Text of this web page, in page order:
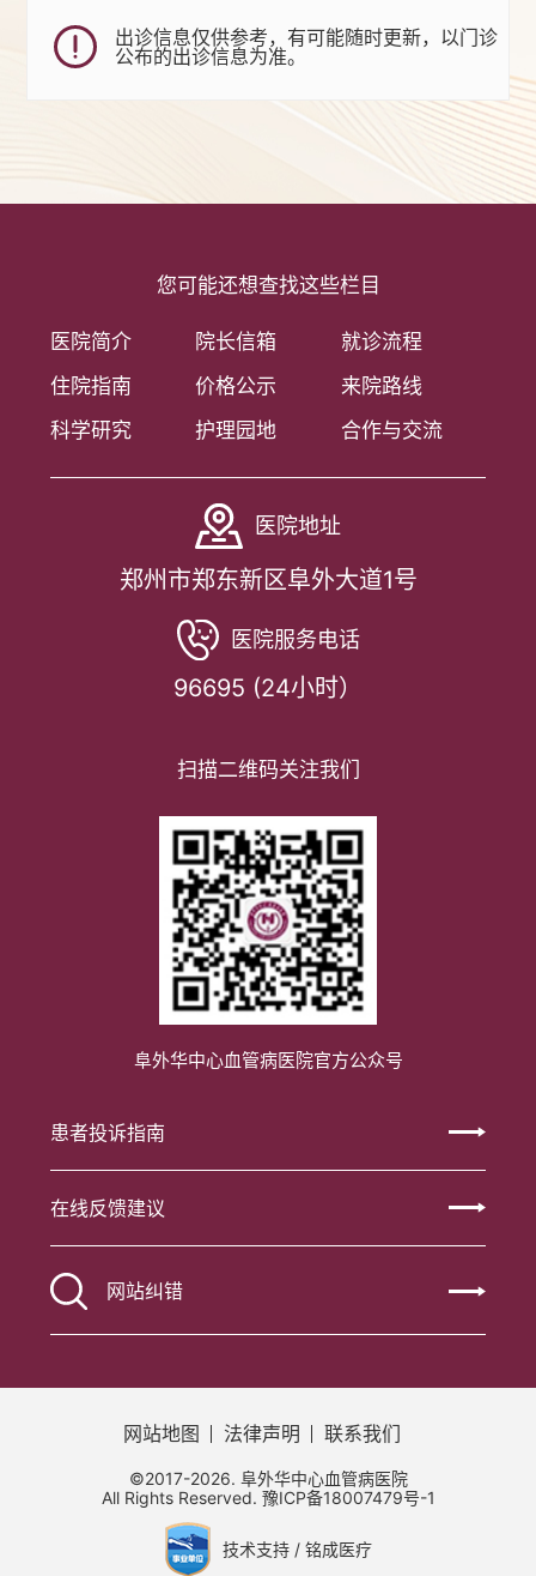
出诊信息仅供参考，有可能随时更新，以门诊
公布的出诊信息为准。
您可能还想查找这些栏目
医院简介 院长信箱
就诊流程
住院指南
价格公示
来院路线
科学研究
护理园地 合作与交流
医院地址
郑州市郑东新区阜外大道1号
医院服务电话
96695 (24小时）
扫描二维码关注我们
阜外华中心血管病医院官方公众号
患者投诉指南
在线反馈建议
网站纠错
网站地图 法律声明 联系我们
©2017-2026. 阜外华中心血管病医院
All Rights Reserved. 豫ICP备18007479号-1
技术支持 / 铭成医疗